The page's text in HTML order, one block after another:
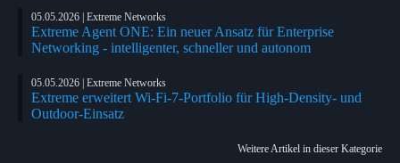
05.05.2026 | Extreme Networks
Extreme Agent ONE: Ein neuer Ansatz für Enterprise
Networking - intelligenter, schneller und autonom
05.05.2026 | Extreme Networks
Extreme erweitert Wi-Fi-7-Portfolio für High-Density- und
Outdoor-Einsatz
Weitere Artikel in dieser Kategorie